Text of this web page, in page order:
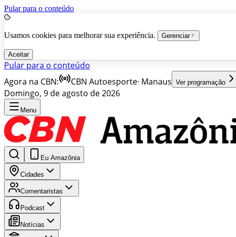
Pular para o conteúdo
Usamos cookies para melhorar sua experiência. Gerenciar
Aceitar
Pular para o conteúdo
Agora na CBN:
CBN Autoesporte· Manaus Ver programação
Domingo, 9 de agosto de 2026
Menu
Eu Amazônia
Cidades
Comentaristas
Podcast
Notícias